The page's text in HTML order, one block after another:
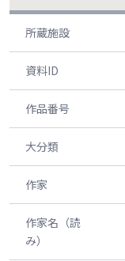
所蔵施設
資料ID
作品番号
大分類
作家
作家名（読
み）